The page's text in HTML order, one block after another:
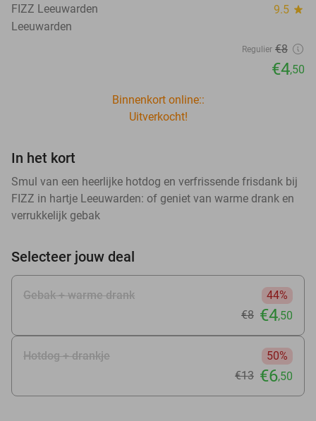
FIZZ Leeuwarden 9.5 star
Leeuwarden
Regulier €8
€4,50
Binnenkort online::
Uitverkocht!
In het kort
Smul van een heerlijke hotdog en verfrissende frisdank bij
FIZZ in hartje Leeuwarden: of geniet van warme drank en
verrukkelijk gebak
Selecteer jouw deal
Gebak + warme drank
44%
€8 €4,50
Hotdog + drankje
50%
€13 €6,50